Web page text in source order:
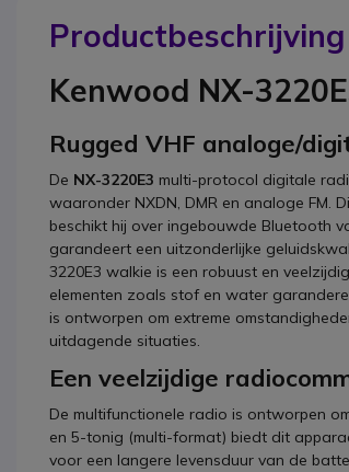
Productbeschrijving
Kenwood NX-
Rugged VHF analoge/
De NX-3220E3 multi-protocol digitale
waaronder NXDN, DMR en analoge FM.
beschikt hij over ingebouwde Bluetooth
garandeert een uitzonderlijke
3220E3 walkie is een robuust en
elementen zoals stof en water
is ontworpen om extreme
uitdagende situaties.
Een veelzijdige
De multifunctionele radio is ontworpen
en 5-tonig (multi-format) biedt dit
voor een langere levensduur van de